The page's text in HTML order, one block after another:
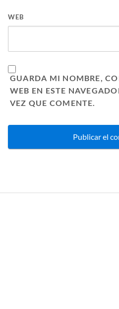
WEB
GUARDA MI NOMBRE,
WEB EN ESTE
VEZ QUE COMENTE.